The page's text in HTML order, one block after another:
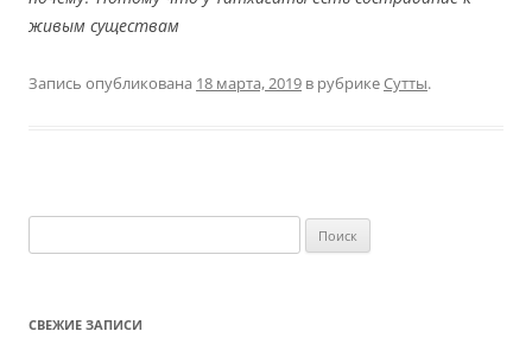
живым существам
Запись опубликована 18 марта, 2019 в рубрикеСутты.
СВЕЖИЕ ЗАПИСИ